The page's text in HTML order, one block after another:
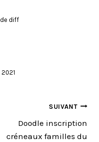
diff
SUIVANT
Doodle inscription
créneaux familles du